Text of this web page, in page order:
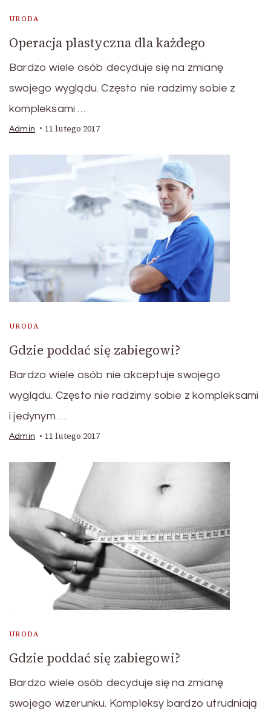
URODA
Operacja plastyczna dla każdego
Bardzo wiele osób decyduje się na zmianę
swojego wyglądu. Często nie radzimy sobie z
kompleksami …
Admin 11 lutego 2017
URODA
Gdzie poddać się zabiegowi?
Bardzo wiele osób nie akceptuje swojego
wyglądu. Często nie radzimy sobie z kompleksami
i jedynym …
Admin 11 lutego 2017
URODA
Gdzie poddać się zabiegowi?
Bardzo wiele osób decyduje się na zmianę
swojego wizerunku. Kompleksy bardzo utrudniają